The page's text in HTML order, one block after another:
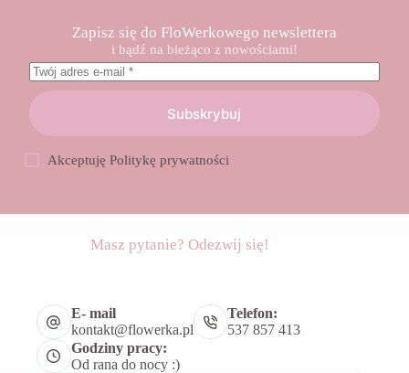
Zapisz się do FloWerkowego newslettera
i bądź na bieżąco z nowościami!
Subskrybuj
AkceptujęPolitykę prywatności
Masz pytanie? Odezwij się!
E- mail
kontakt@flowerka.pl
Telefon:
537 857 413
Godziny pracy:
Od rana do nocy :)